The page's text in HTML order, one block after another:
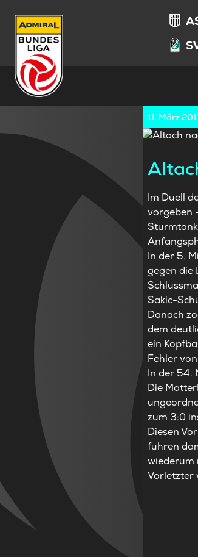
11. März
Im Duell
vorgeben
In der 5.
gegen die
Sakic-
Danach
dem
ein
Fehler
In der 54.
Die
zum 3:0
Diesen
fuhren
wiederum
Vorletzter